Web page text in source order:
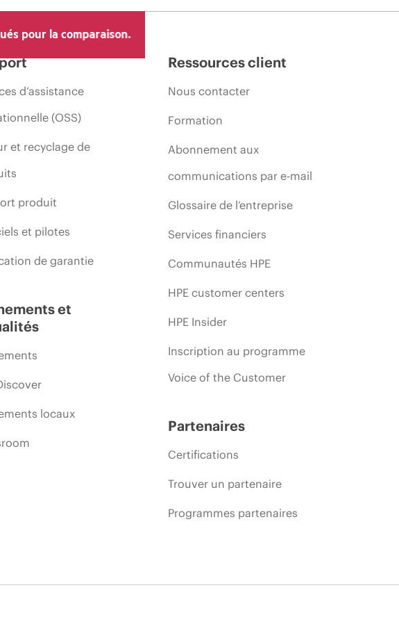
pour la comparaison.
d’assistance
(OSS)
et recyclage de
produit
et pilotes
de garantie
et
locaux
Ressources client
Nous contacter
Formation
Abonnement aux
communications par e-mail
Glossaire de l’entreprise
Services financiers
Communautés HPE
HPE customer centers
HPE Insider
Inscription au programme
Voice of the Customer
Partenaires
Certifications
Trouver un partenaire
Programmes partenaires